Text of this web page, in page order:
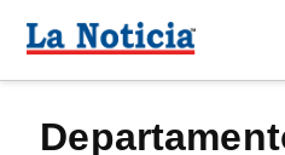
Para mantenerte
contenido
Departamento de Salud